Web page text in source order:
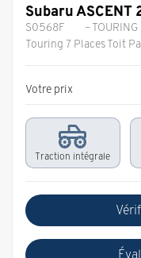
Subaru ASCENT
S0568F
–
Touring 7 Places Toit
Votre prix
Traction intégrale